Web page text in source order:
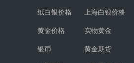
纸白银价格 上海白银价格
黄金价格 实物黄金
银币 黄金期货